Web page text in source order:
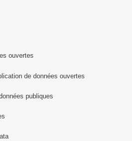
ouvertes
de données ouvertes
publiques